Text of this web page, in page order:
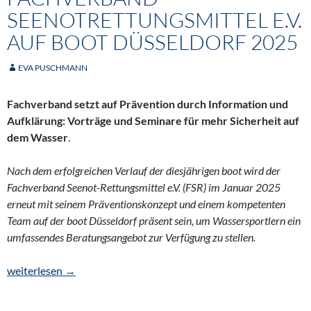
SEENOTRETTUNGSMITTEL E.V.
AUF BOOT DÜSSELDORF 2025
EVA PUSCHMANN
Fachverband setzt auf Prävention durch Information und
Aufklärung: Vorträge und Seminare für mehr Sicherheit auf
dem Wasser
Nach dem erfolgreichen Verlauf der diesjährigen boot wird der
Fachverband Seenot-Rettungsmittel e.V. (FSR) im Januar 2025
erneut mit seinem Präventionskonzept und einem kompetenten
Team auf der boot Düsseldorf präsent sein, um Wassersportlern ein
umfassendes Beratungsangebot zur Verfügung zu stellen.
Fachverband Seenotrettungsmittel e.V. auf boot Düsseldorf
weiterlesen →